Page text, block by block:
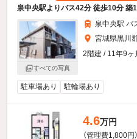
泉中央駅よりバス42分 徒歩10分 築
すべての写真
泉中央駅 バ
宮城県黒川
2階建 / 11年9ヶ
駐車場あり 駐輪場あり
4.6万円
（管理費1,800円）